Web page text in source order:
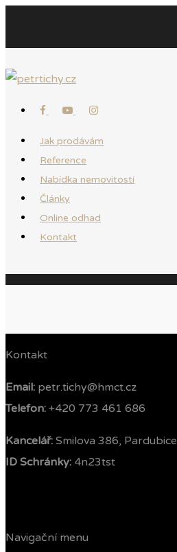
Jak prodávám
Reference
Nabídka nemovitostí
Články
Online odhad
Kontakt
Kontakt
Email: petr.tichy@hmct.cz
Telefon: ‭ +420 773 461 686‬
Kancelář: Smilova 386, Pardubice
ID Schránky: 4n23tst
Navigační menu